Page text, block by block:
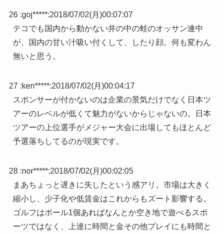
26 :goj*****:2018/07/02(月)00:07:07
テコでも国内から動かない井の中の蛙のオッサン連中
が、国内の甘い汁吸い付くして、したり顔。何も変わん
無いと思う。
27 :ken*****:2018/07/02(月)00:04:17
スポンサーが付かないのは企業の景気だけでなく日本ツ
アーのレベルが低くて魅力がないからじゃないの。日本
ツアーの上位選手がメジャー大会に出場してもほとんど
予選落ちしてるのが現実です。
28 :nor*****:2018/07/02(月)00:02:05
まあちょっと遅きに失したという感アリ。市場は大きく
縮小し、少子化や低賃金はこれからもズート影響する。
ゴルフはボール1個あればなんとか空き地で遊べるスポ
ーツではなく、上達に時間と金その他プレイにも時間と